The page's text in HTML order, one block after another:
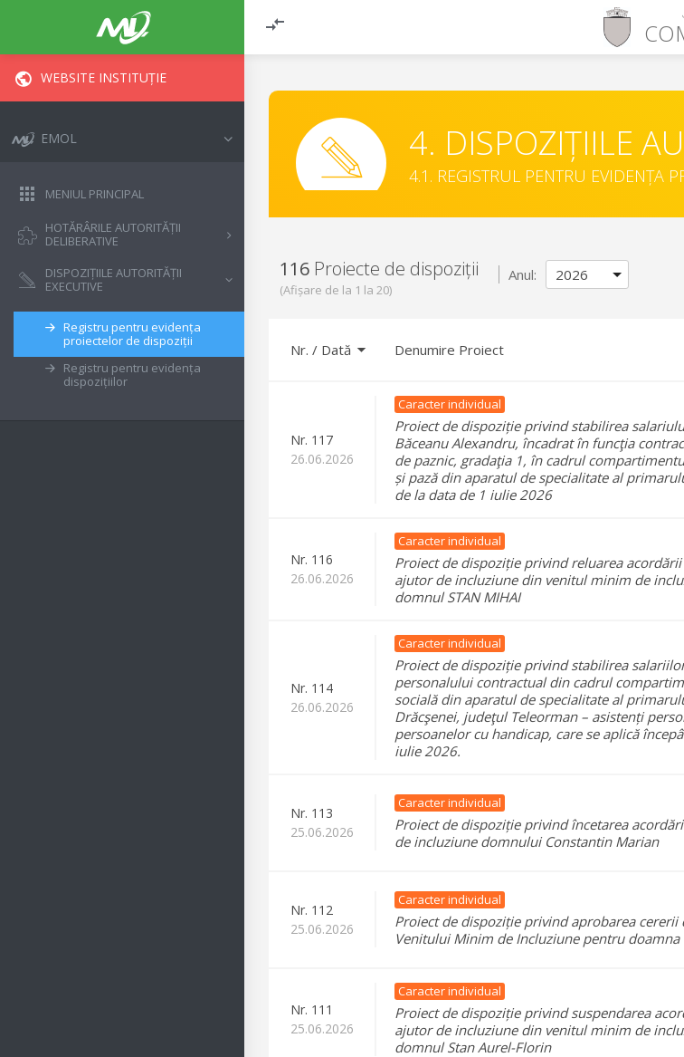
WEBSITE INSTITUȚIE
EMOL
MENIUL PRINCIPAL
HOTĂRÂRILE AUTORITĂȚII
DELIBERATIVE
DISPOZIȚIILE AUTORITĂȚII
EXECUTIVE
Registru pentru evidența
proiectelor de dispoziții
Registru pentru evidența
dispozițiilor
4. DISPOZIȚIILE
4.1. REGISTRUL PENTRU EVIDENȚA
116 Proiecte de dispoziții
(Afișare de la 1 la 20)
Anul:
Nr. / Dată Denumire Proiect
Nr. 117
26.06.2026
Caracter individual
Proiect de dispoziție privind stabilirea
Băceanu Alexandru, încadrat în funcţia
de paznic, gradaţia 1, în cadrul
și pază din aparatul de specialitate al
de la data de 1 iulie 2026
Nr. 116
26.06.2026
Caracter individual
Proiect de dispoziție privind reluarea
ajutor de incluziune din venitul minim de
domnul STAN MIHAI
Nr. 114
26.06.2026
Caracter individual
Proiect de dispoziție privind stabilirea
personalului contractual din cadrul
socială din aparatul de specialitate al
Drăcşenei, judeţul Teleorman – asistenți
persoanelor cu handicap, care se aplică
iulie 2026.
Nr. 113
25.06.2026
Caracter individual
Proiect de dispoziție privind încetarea
de incluziune domnului Constantin Marian
Nr. 112
25.06.2026
Caracter individual
Proiect de dispoziție privind aprobarea cererii
Venitului Minim de Incluziune pentru doamna
Nr. 111
25.06.2026
Caracter individual
Proiect de dispoziție privind suspendarea
ajutor de incluziune din venitul minim de
domnul Stan Aurel-Florin